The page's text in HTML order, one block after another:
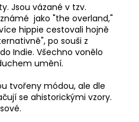
Jsou vázané v tzv.
jako "the overland,"
hippie cestovali hojně
po souši z
Indie. Všechno vonělo
umění.
tvořeny módou, ale dle
se ahistorickými vzory.